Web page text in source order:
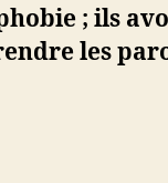
; ils
les